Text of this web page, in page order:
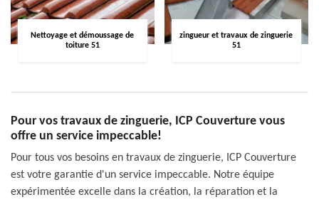
Nettoyage et démoussage de
toiture 51
zingueur et travaux de zinguerie
51
Pour vos travaux de zinguerie, ICP Couverture vous
offre un service impeccable!
Pour tous vos besoins en travaux de zinguerie, ICP Couverture
est votre garantie d'un service impeccable. Notre équipe
expérimentée excelle dans la création, la réparation et la